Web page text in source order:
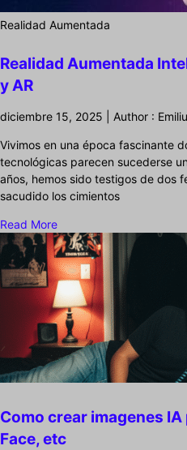
Realidad Aumentada
Realidad Aumentada
y AR
diciembre 15, 2025 | Author :
Vivimos en una época fascinante
tecnológicas parecen sucederse
años, hemos sido testigos de dos
sacudido los cimientos
Read More
Como crear imagenes
Face, etc